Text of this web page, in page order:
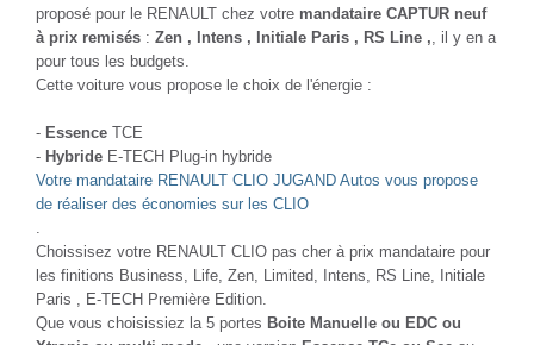
proposé pour le RENAULT chez votre mandataire CAPTUR neuf
à prix remisés : Zen , Intens , Initiale Paris , RS Line , , il y en a
pour tous les budgets.
Cette voiture vous propose le choix de l'énergie :
- Essence TCE
- Hybride E-TECH Plug-in hybride
Votre mandataire RENAULT CLIO JUGAND Autos vous propose
de réaliser des économies sur les CLIO
Choissisez votre RENAULT CLIO pas cher à prix mandataire pour
les finitions Business, Life, Zen, Limited, Intens, RS Line, Initiale
Paris , E-TECH Première Edition.
Que vous choisissiez la 5 portes Boite Manuelle ou EDC ou